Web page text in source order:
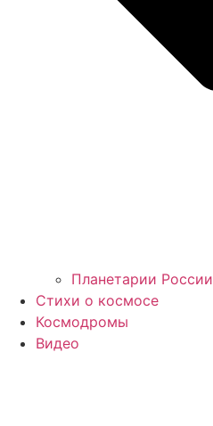
Планетарии России
Стихи о космосе
Космодромы
Видео